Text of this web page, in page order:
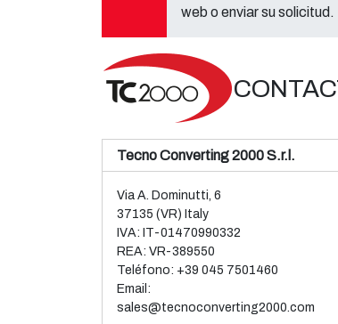
web o enviar su solicitud.
Tecno Converting 2000 S.r.l.
Via A. Dominutti, 6
37135 (VR) Italy
IVA: IT-01470990332
REA: VR-389550
Teléfono: +39 045 7501460
Email:
sales@tecnoconverting2000.com